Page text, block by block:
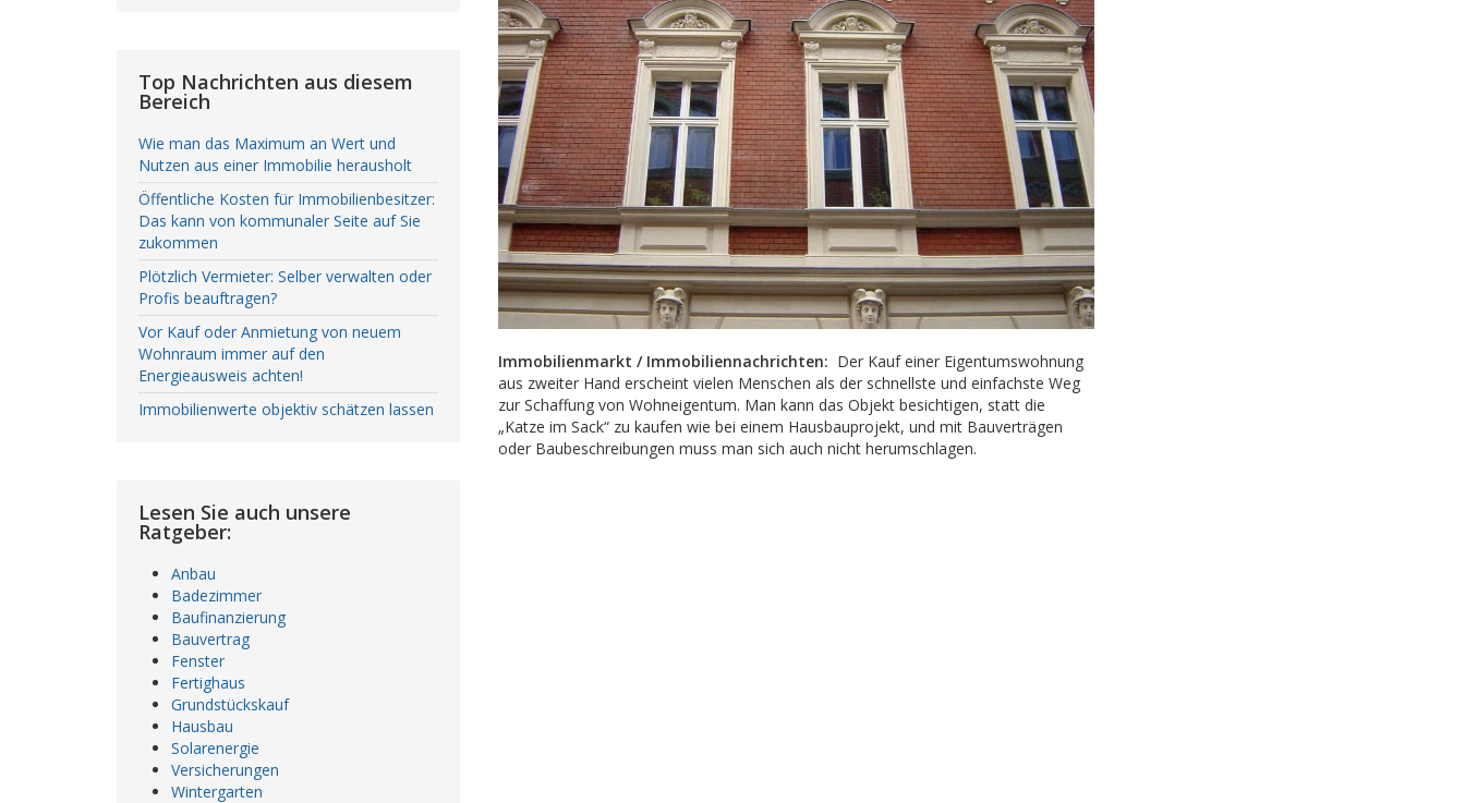
Immobilienmarkt / Immobiliennachrichten: Der Kauf einer Eigentumswohnung
aus zweiter Hand erscheint vielen Menschen als der schnellste und einfachste Weg
zur Schaffung von Wohneigentum. Man kann das Objekt besichtigen, statt die
„Katze im Sack“ zu kaufen wie bei einem Hausbauprojekt, und mit Bauverträgen
oder Baubeschreibungen muss man sich auch nicht herumschlagen.
Top Nachrichten aus diesem
Bereich
Wie man das Maximum an Wert und
Nutzen aus einer Immobilie herausholt
Öffentliche Kosten für Immobilienbesitzer:
Das kann von kommunaler Seite auf Sie
zukommen
Plötzlich Vermieter: Selber verwalten oder
Profis beauftragen?
Vor Kauf oder Anmietung von neuem
Wohnraum immer auf den
Energieausweis achten!
Immobilienwerte objektiv schätzen lassen
Lesen Sie auch unsere
Ratgeber:
Anbau
Badezimmer
Baufinanzierung
Bauvertrag
Fenster
Fertighaus
Grundstückskauf
Hausbau
Solarenergie
Versicherungen
Wintergarten